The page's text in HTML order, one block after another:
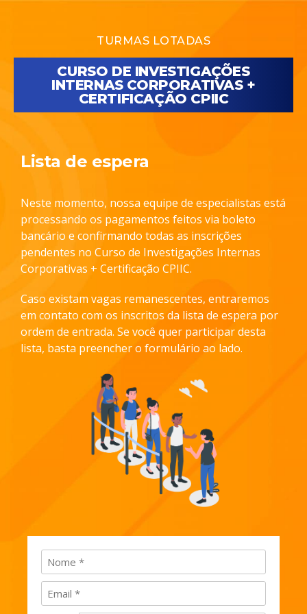
TURMAS LOTADAS
CURSO DE INVESTIGAÇÕES
INTERNAS CORPORATIVAS +
CERTIFICAÇÃO CPIIC
Lista de espera
Neste momento, nossa equipe de especialistas está
processando os pagamentos feitos via boleto
bancário e confirmando todas as inscrições
pendentes no Curso de Investigações Internas
Corporativas + Certificação CPIIC.
Caso existam vagas remanescentes, entraremos
em contato com os inscritos da lista de espera por
ordem de entrada. Se você quer participar desta
lista, basta preencher o formulário ao lado.